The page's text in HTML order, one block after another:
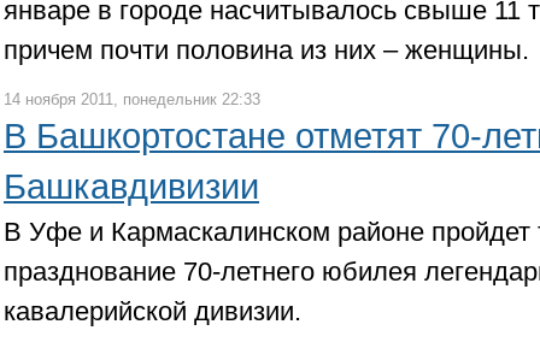
январе в городе насчитывалось свыше 11
причем почти половина из них – женщины.
14 ноября 2011, понедельник 22:33
В Башкортостане отметят 70-
Башкавдивизии
В Уфе и Кармаскалинском районе пройдет
празднование 70-летнего юбилея
кавалерийской дивизии.